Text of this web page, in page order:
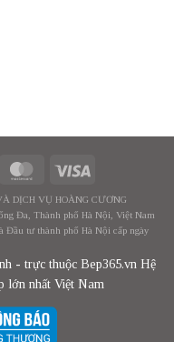
DỊCH VỤ HOÀNG CƯƠNG
Đa, Thành phố Hà Nội, Việt Nam
Đầu tư thành phố Hà Nội cấp ngày
- trực thuộc Bep365.vn Hệ
lớn nhất Việt Nam